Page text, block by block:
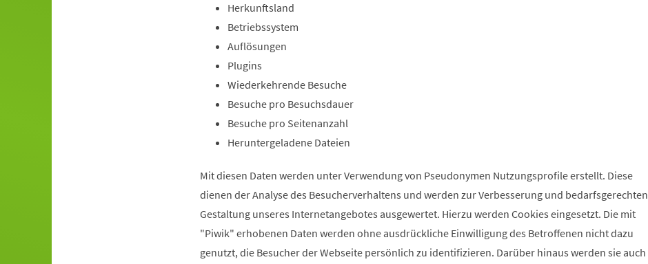
Herkunftsland
Betriebssystem
Auflösungen
Plugins
Wiederkehrende Besuche
Besuche pro Besuchsdauer
Besuche pro Seitenanzahl
Heruntergeladene Dateien
Mit diesen Daten werden unter Verwendung von Pseudonymen Nutzungsprofile erstellt. Diese
dienen der Analyse des Besucherverhaltens und werden zur Verbesserung und bedarfsgerechten
Gestaltung unseres Internetangebotes ausgewertet. Hierzu werden Cookies eingesetzt. Die mit
"Piwik" erhobenen Daten werden ohne ausdrückliche Einwilligung des Betroffenen nicht dazu
genutzt, die Besucher der Webseite persönlich zu identifizieren. Darüber hinaus werden sie auch